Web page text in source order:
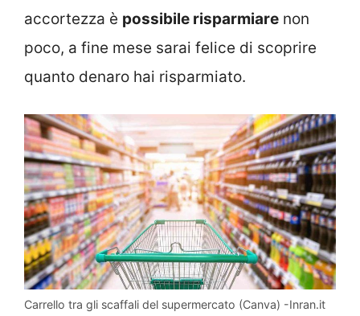
accortezza è possibile risparmiare non
poco, a fine mese sarai felice di scoprire
quanto denaro hai risparmiato.
Carrello tra gli scaffali del supermercato (Canva) -Inran.it